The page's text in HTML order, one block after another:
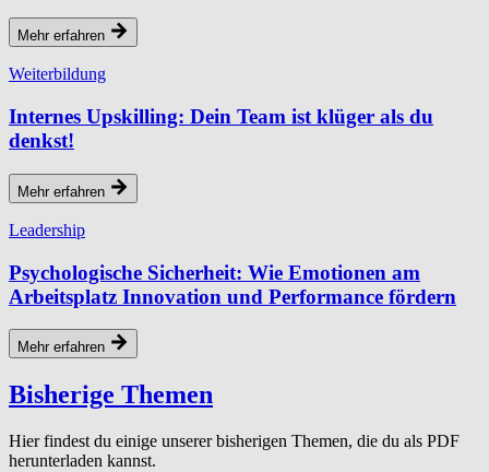
Mehr erfahren
Weiterbildung
Internes Upskilling: Dein Team ist klüger als du
denkst!
Mehr erfahren
Leadership
Psychologische Sicherheit: Wie Emotionen am
Arbeitsplatz Innovation und Performance fördern
Mehr erfahren
Bisherige Themen
Hier findest du einige unserer bisherigen Themen, die du als PDF
herunterladen kannst.